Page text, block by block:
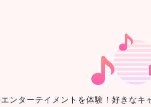
ンターテイメントを体験！好きなキ